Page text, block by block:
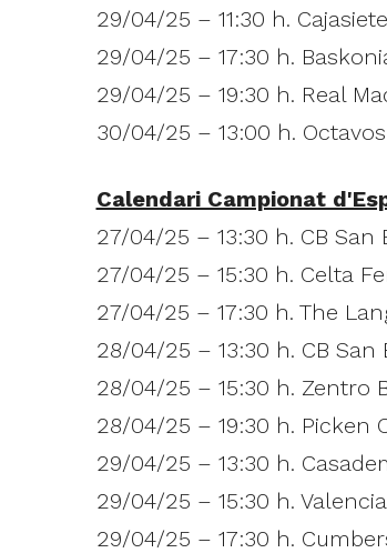
29/04/25 – 11:30 h.
29/04/25 – 17:30 h.
29/04/25 – 19:30 h. Real
30/04/25 – 13:00 h.
Calendari Campionat
27/04/25 – 13:30 h. CB San
27/04/25 – 15:30 h. Celta
27/04/25 – 17:30 h. The
28/04/25 – 13:30 h. CB San
28/04/25 – 15:30 h. Zentro
28/04/25 – 19:30 h. Picken
29/04/25 – 13:30 h.
29/04/25 – 15:30 h.
29/04/25 – 17:30 h.